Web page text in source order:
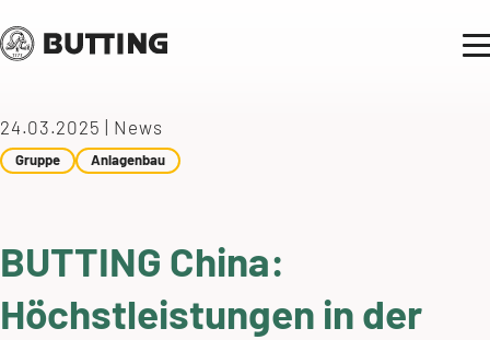
24.03.2025 News
Gruppe Anlagenbau
BUTTING China:
Höchstleistungen in der